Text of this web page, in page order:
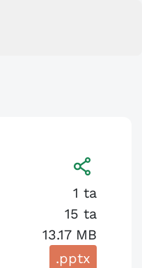
1 ta
15 ta
13.17 MB
.pptx